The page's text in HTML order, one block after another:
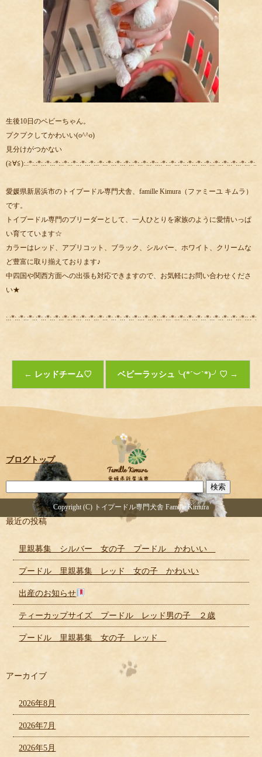
生後10日のベビーちゃん。
プクプクしてかわいい(o^^o)
見分けがつかない
愛媛県新居浜市のトイプードル専門犬舎、famille Kimura（ファミーユ キムラ）
です。
トイプードル専門のブリーダーとして、一人ひとりを家族のように愛情いっぱ
い育てています☆
カラーはレッド、アプリコット、ブラック、シルバー、ホワイト、クリームな
ど豊富に取り揃えております♪
中四国や関西方面への出張も対応できますので、お気軽にお問い合わせくださ
い★
:.:*:.:*:.:*:.:*:.:*:.:*:.:*:.:*:.:*:.:*:.:*:.:*:.:*:.:*:.:*::.:*:.:*:.:*:.:*:.:*:.:*:.:*:.:*:.:*:.:*:.:*:.:*::.:*:.:
← レッドチーム♡ ベビーラッシュ╰(*´︶`*)╯♡ →
Copyright (C) トイプードル専門犬舎 Famille Kimura
ブログトップ
最近の投稿
里親募集 シルバー 女の子 プードル かわいい
プードル 里親募集 レッド 女の子 かわいい
出産のお知らせ
ティーカップサイズ プードル レッド男の子 ２歳
プードル 里親募集 女の子 レッド
アーカイブ
2026年8月
2026年7月
2026年5月